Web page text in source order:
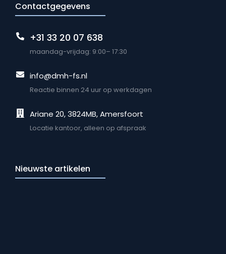
Contactgegevens
+31 33 20 07 638
maandag-vrijdag: 9:00– 17:30
info@dmh-fs.nl
Reactie binnen 24 uur op werkdagen
Ariane 20, 3824MB, Amersfoort
Locatie kantoor, alleen op afspraak
Nieuwste artikelen